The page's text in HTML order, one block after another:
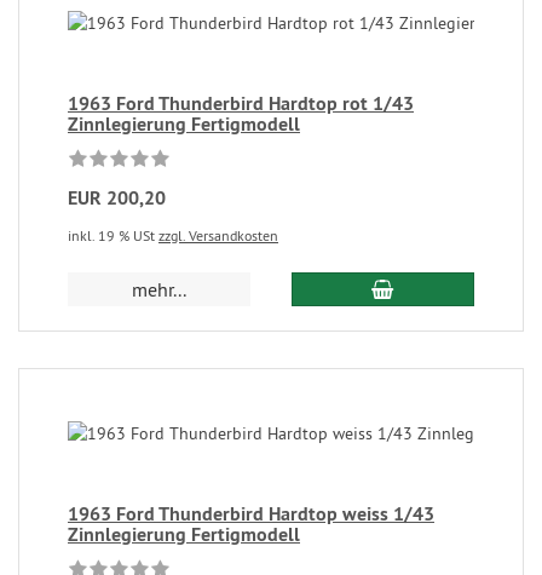
1963 Ford Thunderbird Hardtop rot 1/43
Zinnlegierung Fertigmodell
EUR 200,20
inkl. 19 % USt zzgl. Versandkosten
mehr...
1963 Ford Thunderbird Hardtop weiss 1/43
Zinnlegierung Fertigmodell